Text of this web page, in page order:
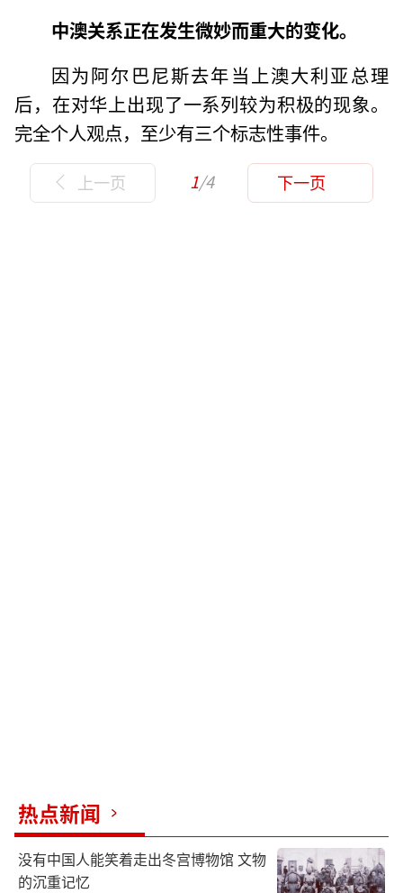
中澳关系正在发生微妙而重大的变化。
因为阿尔巴尼斯去年当上澳大利亚总理
后，在对华上出现了一系列较为积极的现象。
完全个人观点，至少有三个标志性事件。
上一页 1/4 下一页
热点新闻
没有中国人能笑着走出冬宫博物馆 文物
的沉重记忆